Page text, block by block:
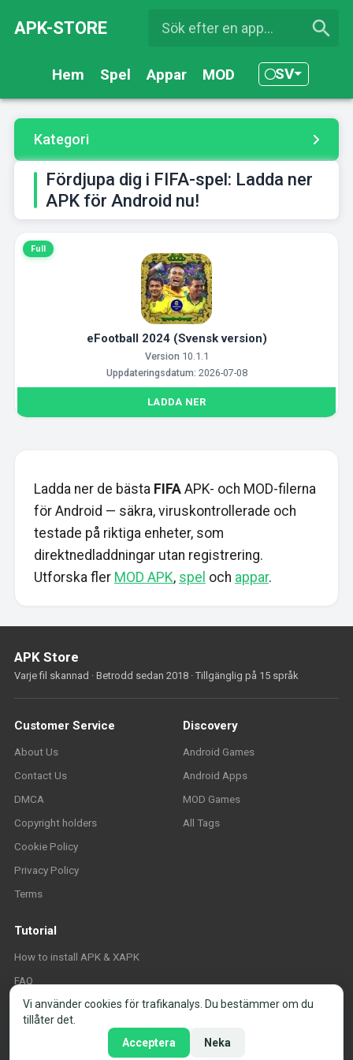
APK-STORE
Hem Spel Appar MOD SV
Kategori
Fördjupa dig i FIFA-spel: Ladda ner
APK för Android nu!
Full
eFootball 2024 (Svensk version)
Version 10.1.1
Uppdateringsdatum: 2026-07-08
LADDA NER
Ladda ner de bästa FIFAAPK- och MOD-filerna
för Android — säkra, viruskontrollerade och
testade på riktiga enheter, som
direktnedladdningar utan registrering.
Utforska fler MOD APK, spel och appar.
APK Store
Varje fil skannad · Betrodd sedan 2018 · Tillgänglig på 15 språk
Customer Service
About Us
Contact Us
DMCA
Copyright holders
Cookie Policy
Privacy Policy
Terms
Discovery
Android Games
Android Apps
MOD Games
All Tags
Tutorial
How to install APK & XAPK
FAQ
© 2026 APK-Store.org. Alla rättigheter förbehållna. ·
Vi använder cookies för trafikanalys. Du bestämmer om du
tillåter det.
Acceptera
Neka